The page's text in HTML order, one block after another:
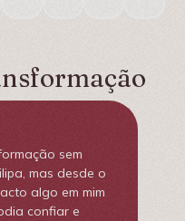
sem
mas desde o
algo em mim
confiar e